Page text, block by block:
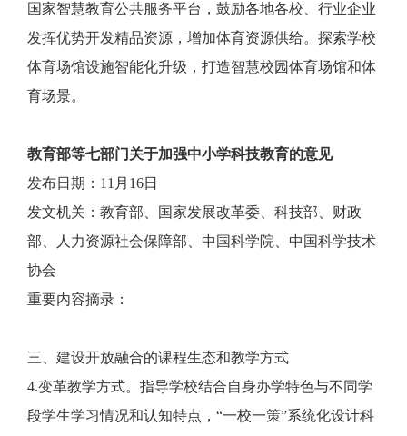
国家智慧教育公共服务平台，鼓励各地各校、行业企业
发挥优势开发精品资源，增加体育资源供给。探索学校
体育场馆设施智能化升级，打造智慧校园体育场馆和体
育场景。
教育部等七部门关于加强中小学科技教育的意见
发布日期：11月16日
发文机关：教育部、国家发展改革委、科技部、财政
部、人力资源社会保障部、中国科学院、中国科学技术
协会
重要内容摘录：
三、建设开放融合的课程生态和教学方式
4.变革教学方式。指导学校结合自身办学特色与不同学
段学生学习情况和认知特点，“一校一策”系统化设计科